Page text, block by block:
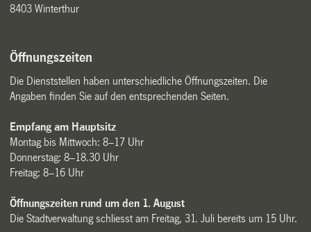
8403 Winterthur
Öffnungszeiten
Die Dienststellen haben unterschiedliche Öffnungszeiten. Die
Angaben finden Sie auf den entsprechenden Seiten.
Empfang am Hauptsitz
Montag bis Mittwoch: 8–17 Uhr
Donnerstag: 8–18.30 Uhr
Freitag: 8–16 Uhr
Öffnungszeiten rund um den 1. August
Die Stadtverwaltung schliesst am Freitag, 31. Juli bereits um 15 Uhr.